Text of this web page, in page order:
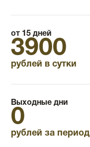
от 15 дней
3900
рублей в сутки
Выходные дни
0
рублей за период